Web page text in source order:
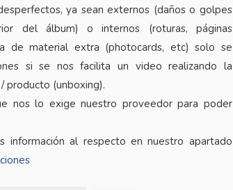
ya sean externos (daños o golpes
del álbum) o internos (roturas, páginas
de material extra (photocards, etc) solo se
si se nos facilita un video realizando la
producto (unboxing).
nos lo exige nuestro proveedor para poder
información al respecto en nuestro apartado